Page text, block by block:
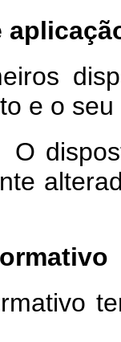
e o
O